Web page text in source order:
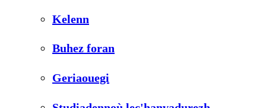
Kelenn
Buhez foran
Geriaouegi